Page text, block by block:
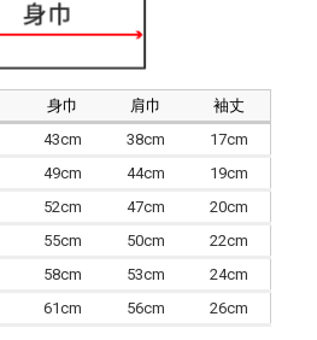
身巾 肩巾
袖丈
43cm 38cm
17cm
49cm 44cm
19cm
52cm 47cm
20cm
55cm 50cm
22cm
58cm 53cm
24cm
61cm 56cm 26cm